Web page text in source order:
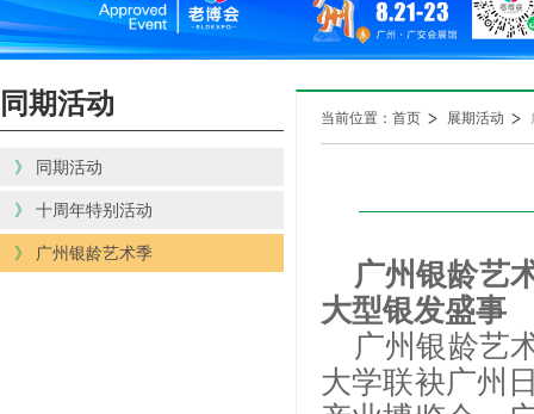
同期活动
》 同期活动
》 十周年特别活动
》 广州银龄艺术季
当前位置：首页 展期活动
广州银龄
大型银发盛事
广州银龄艺
大学联袂广州